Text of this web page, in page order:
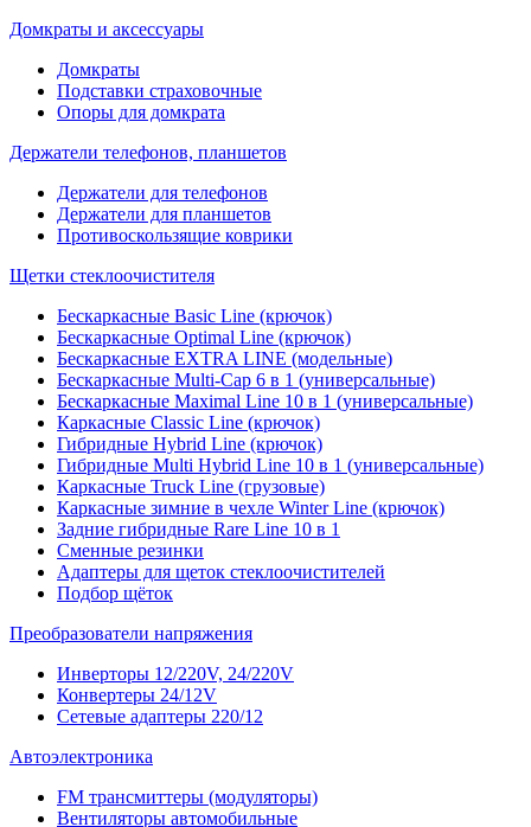
Домкраты и аксессуары
Домкраты
Подставки страховочные
Опоры для домкрата
Держатели телефонов, планшетов
Держатели для телефонов
Держатели для планшетов
Противоскользящие коврики
Щетки стеклоочистителя
Бескаркасные Basic Line (крючок)
Бескаркасные Optimal Line (крючок)
Бескаркасные EXTRA LINE (модельные)
Бескаркасные Multi-Cap 6 в 1 (универсальные)
Бескаркасные Maximal Line 10 в 1 (универсальные)
Каркасные Classic Line (крючок)
Гибридные Hybrid Line (крючок)
Гибридные Multi Hybrid Line 10 в 1 (универсальные)
Каркасные Truck Line (грузовые)
Каркасные зимние в чехле Winter Line (крючок)
Задние гибридные Rare Line 10 в 1
Сменные резинки
Адаптеры для щеток стеклоочистителей
Подбор щёток
Преобразователи напряжения
Инверторы 12/220V, 24/220V
Конвертеры 24/12V
Сетевые адаптеры 220/12
Автоэлектроника
FM трансмиттеры (модуляторы)
Вентиляторы автомобильные